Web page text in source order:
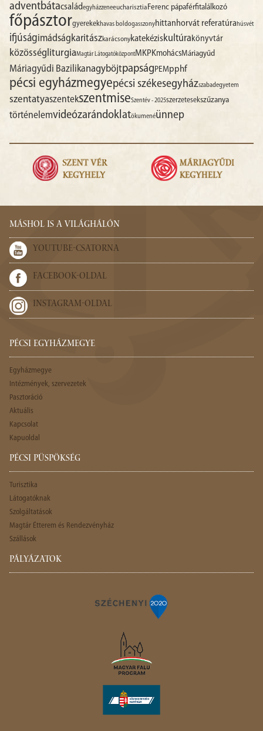
adventbátacsaládegyházzeneeucharisztiaFerenc pápaférfitalálkozó
főpásztorgyerekekhavas boldogasszonyhittanhorvát referatúrahúsvét
ifjúságimádságkaritászkarácsonykatekéziskultúrakönyvtár
közösségliturgiaMagtár LátogatóközpontMKPKmohácsMáriagyűd
Máriagyűdi BazilikanagyböjtpapságPEMpphf
pécsi egyházmegyepécsi székesegyházszabadegyetem
szentatyaszentekszentmiseSzentév - 2025szerzetesekszűzanya
történelemvideózarándoklatökumenéünnep
MÁSHOL IS A VILÁGHÁLÓN
YOUTUBE-CSATORNA
FACEBOOK-OLDAL
INSTAGRAM-OLDAL
PÉCSI EGYHÁZMEGYE
Egyházmegye
Intézmények, szervezetek
Pasztoráció
Aktuális
Kapcsolat
Kapuoldal
PÉCSI PÜSPÖKSÉG
Turisztika
Látogatóknak
Szolgáltatások
Magtár Étterem és Rendezvényház
Szállások
PÁLYÁZATOK